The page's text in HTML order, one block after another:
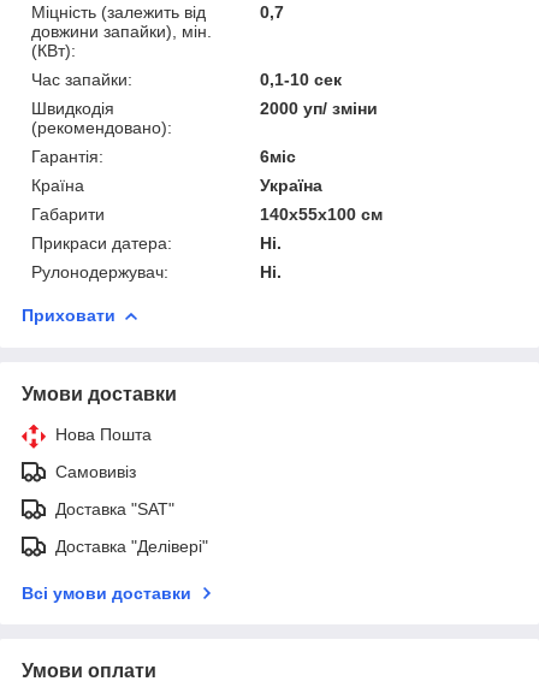
Міцність (залежить від
довжини запайки), мін.
(КВт):
0,7
Час запайки:
0,1-10 сек
Швидкодія
(рекомендовано):
2000 уп/ зміни
Гарантія:
6міс
Країна
Україна
Габарити
140x55x100 см
Прикраси датера:
Ні.
Рулонодержувач:
Ні.
Приховати
Умови доставки
Нова Пошта
Самовивіз
Доставка "SAT"
Доставка "Делівері"
Всі умови доставки
Умови оплати